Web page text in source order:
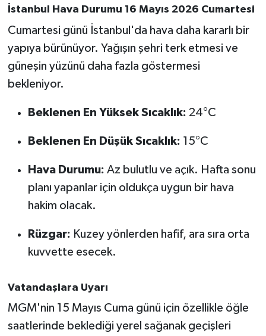
İstanbul Hava Durumu 16 Mayıs 2026 Cumartesi
Cumartesi günü İstanbul'da hava daha kararlı bir
yapıya bürünüyor. Yağışın şehri terk etmesi ve
güneşin yüzünü daha fazla göstermesi
bekleniyor.
Beklenen En Yüksek Sıcaklık: 24°C
Beklenen En Düşük Sıcaklık: 15°C
Hava Durumu: Az bulutlu ve açık. Hafta sonu
planı yapanlar için oldukça uygun bir hava
hakim olacak.
Rüzgar: Kuzey yönlerden hafif, ara sıra orta
kuvvette esecek.
Vatandaşlara Uyarı
MGM'nin 15 Mayıs Cuma günü için özellikle öğle
saatlerinde beklediği yerel sağanak geçişleri
Susurluk
TEKNOLOJİ
YAŞAM